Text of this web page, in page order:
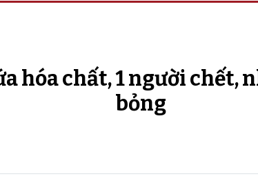
hóa chất, 1 người chết,
bỏng